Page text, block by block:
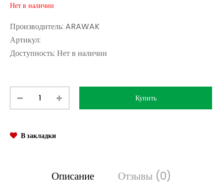
Нет в наличии
Производитель: ARAWAK
Артикул:
Доступность: Нет в наличии
В закладки
Описание Отзывы (0)